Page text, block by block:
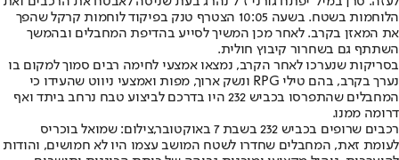
הלוחמות בשטח. בשעה 10:05 הצטרף טנק בפיקוד לוחמות קרקל שהפך
את המאזן בקרב. לאחר מכן המשיך לסייע בהדיפת המחבלים ובהמשך
השתתף גם בשחרור קיבוץ חולית.
בסריקות שנערכו לאחר הקרב, נמצאו אמצעי לחימה רבים סמוך למקום בו
נערך בקרב, בהם טילי RPG ונשק ארוך, מפות ואמצעי ניווט שהעידו כי
המחבלים שהתפרסו בכביש 232 היו בדרכם לביצוע טבח נרחב ביתד ואף
דרומה ממנו.
רכבים שרופים בכביש 232 בשבת 7 באוקטובר,צילום: שמואל בוכריס
לעומת זאת, המחבלים שחדרו לשטח המושב עצמו היו לא חמושים, והודות